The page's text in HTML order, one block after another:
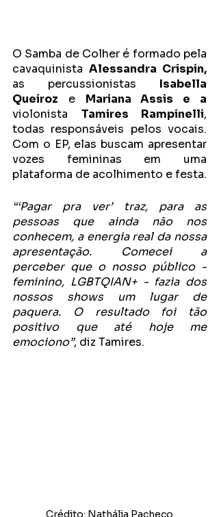
O Samba de Colher é formado pela
cavaquinista
as percussionistas Isabella
Queiroz e
violonista Tamires Rampinelli,
todas responsáveis pelos vocais.
Com o EP, elas buscam apresentar
vozes femininas em uma
plataforma de acolhimento e festa.
“‘Pagar pra ver’ traz, para as
pessoas que ainda não nos
conhecem, a energia real da nossa
apresentação. Comecei a
perceber que o nosso público -
feminino, LGBTQIAN+ - fazia dos
nossos shows um lugar de
paquera. O resultado foi tão
positivo que até hoje me
emociono”, diz Tamires.
Crédito: Nathália Pacheco